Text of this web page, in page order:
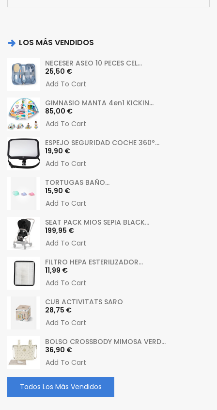
LOS MÁS VENDIDOS
NECESER ASEO 10 PECES CEL...
Precio
25,50 €
Add To Cart
GIMNASIO MANTA 4en1 KICKIN...
Precio
85,00 €
Add To Cart
ESPEJO SEGURIDAD COCHE 360º...
Precio
19,90 €
Add To Cart
TORTUGAS BAÑO...
Precio
15,90 €
Add To Cart
SEAT PACK MIOS SEPIA BLACK...
Precio
199,95 €
Add To Cart
FILTRO HEPA ESTERILIZADOR...
Precio
11,99 €
Add To Cart
CUB ACTIVITATS SARO
Precio
28,75 €
Add To Cart
BOLSO CROSSBODY MIMOSA VERD...
Precio
36,90 €
Add To Cart
Todos Los Más Vendidos